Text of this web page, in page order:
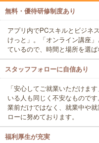
無料・優待研修制度あり
アプリ内でPCスキルとビジネ
けっと」。「オンライン講座
ているので、時間と場所を選
スタッフフォローに自信あり
「安心してご就業いただけま
いる人も同じく不安なもので
業前だけではなく、就業中や
ローに努めております。
福利厚生が充実